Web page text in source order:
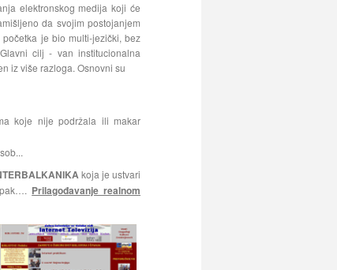
elektronskog medija koji će
da svojim postojanjem
je bio multi-jezički, bez
cilj - van institucionalna
iz više razloga. Osnovni su
koje nije podržala ili makar
koja je ustvari
Prilagođavanje realnom